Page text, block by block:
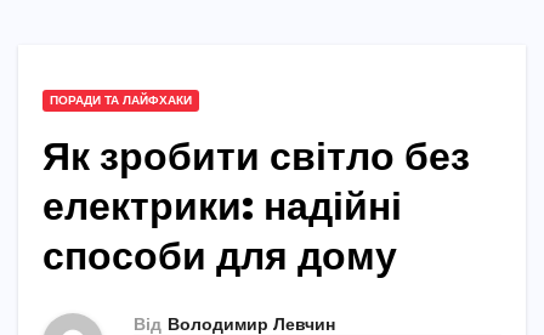
ПОРАДИ ТА ЛАЙФХАКИ
Як зробити світло без
електрики: надійні
способи для дому
Від Володимир Левчин